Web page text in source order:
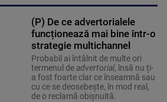
(P) De ce advertorialele
funcționează mai bine într-o
strategie multichannel
Probabil ai întâlnit de multe ori
termenul deadvertorial, însă nu ți-
a fost foarte clar ce înseamnă sau
cu ce se deosebește, în mod real,
de o reclamă obișnuită.